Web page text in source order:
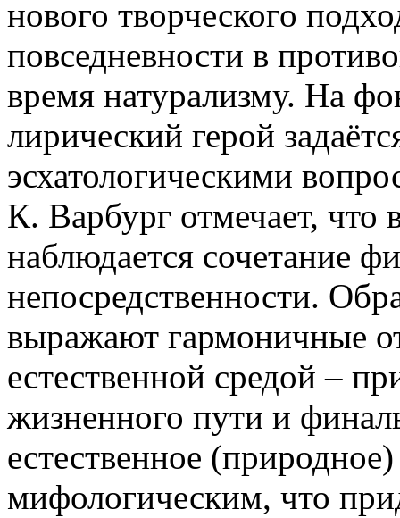
нового творческого
повседневности в
время натурализму. На
лирический герой
эсхатологическими
К. Варбург отмечает, что
наблюдается сочетание
непосредственности.
выражают гармоничные
естественной средой –
жизненного пути и
естественное
мифологическим, что